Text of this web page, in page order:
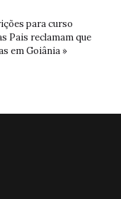
para curso
Pais reclamam que
em Goiânia »